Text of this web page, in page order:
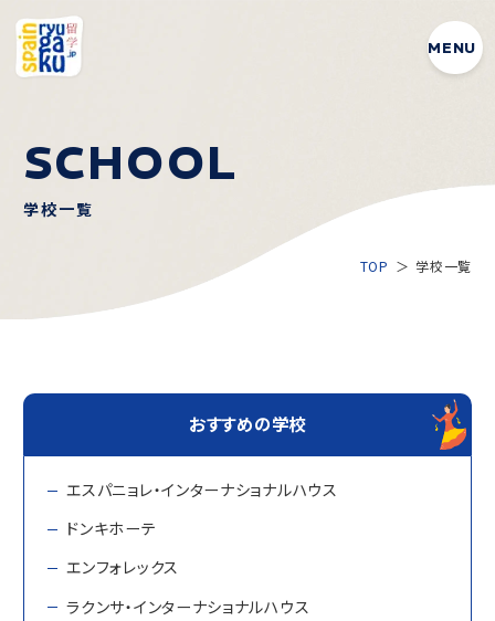
MENU
SCHOOL
学校一覧
TOP 学校一覧
おすすめの学校
エスパニョレ・インターナショナルハウス
ドンキホーテ
エンフォレックス
ラクンサ・インターナショナルハウス